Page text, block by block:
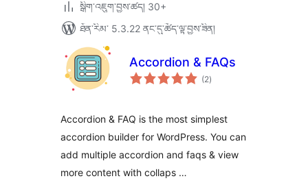
སྒྲིག་འཇུག་བྱས་ཚད། 30+
ཐོན་རིམ་ 5.3.22 ནང་དུ་ཚོད་ལྟ་བྱས་ཟིན།
Accordion & FAQs
(2གདེང་
འཇོག་
)
Accordion & FAQ is the most simplest
accordion builder for WordPress. You can
add multiple accordion and faqs & view
more content with collaps …